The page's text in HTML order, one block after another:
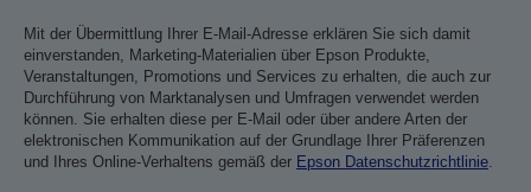
Mit der Übermittlung Ihrer E-Mail-Adresse erklären Sie sich damit
einverstanden, Marketing-Materialien über Epson Produkte,
Veranstaltungen, Promotions und Services zu erhalten, die auch zur
Durchführung von Marktanalysen und Umfragen verwendet werden
können. Sie erhalten diese per E-Mail oder über andere Arten der
elektronischen Kommunikation auf der Grundlage Ihrer Präferenzen
und Ihres Online-Verhaltens gemäß der Epson Datenschutzrichtlinie.